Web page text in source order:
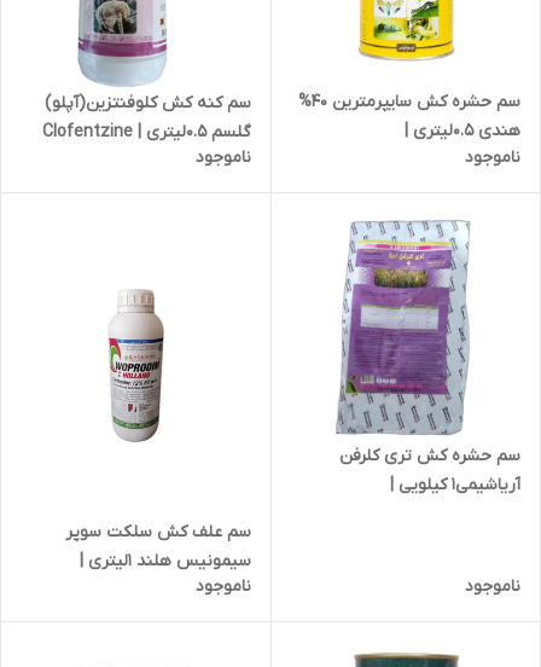
سم حشره کش سایپرمترین 40%
هندی 0.5لیتری |
CYPERMETHRIN
ناموجود
سم کنه کش کلوفنتزین(آپلو)
گلسم 0.5لیتری | Clofentzine
ناموجود
سم حشره کش تری کلرفن
آریاشیمی1 کیلویی |
ناموجود
سم علف کش سلکت سوپر
سیمونیس هلند 1لیتری |
Coltodium
ناموجود